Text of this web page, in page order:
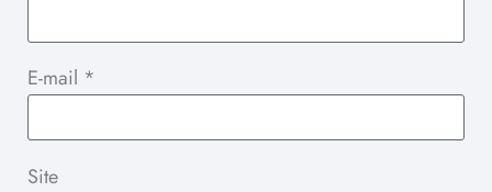
E-mail *
Site